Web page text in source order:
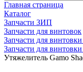
Главная страница
Каталог
Запчасти ЗИП
Запчасти для винтовок
Запчасти для
Запчасти для
Утяжелитель Gamo